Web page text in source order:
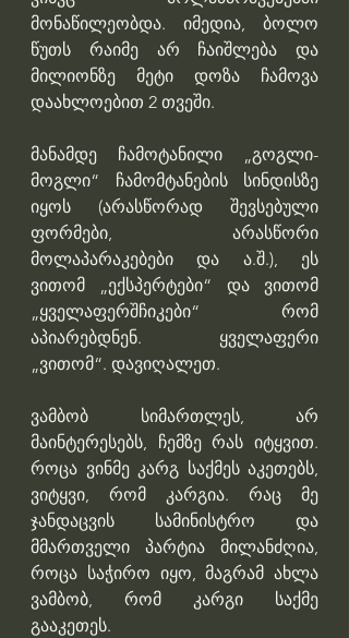
მონაწილეობდა. იმედია, ბოლო
წუთს რაიმე არ ჩაიშლება და
მილიონზე მეტი დოზა ჩამოვა
დაახლოებით 2 თვეში.
მანამდე ჩამოტანილი „გოგლი-
მოგლი“ ჩამომტანების სინდისზე
იყოს (არასწორად შევსებული
ფორმები, არასწორი
მოლაპარაკებები და ა.შ.), ეს
ვითომ „ექსპერტები“ და ვითომ
„ყველაფერშჩიკები“ რომ
აპიარებდნენ. ყველაფერი
„ვითომ“. დავიღალეთ.
ვამბობ სიმართლეს, არ
მაინტერესებს, ჩემზე რას იტყვით.
როცა ვინმე კარგ საქმეს აკეთებს,
ვიტყვი, რომ კარგია. რაც მე
ჯანდაცვის სამინისტრო და
მმართველი პარტია მილანძღია,
როცა საჭირო იყო, მაგრამ ახლა
ვამბობ, რომ კარგი საქმე
გააკეთეს.